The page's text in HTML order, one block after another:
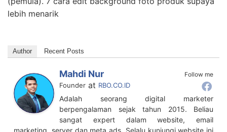
www.travelolur.com
Cara edit foto di photoshop agar hasilnya cantik
lebih menarik
Author Recent Posts